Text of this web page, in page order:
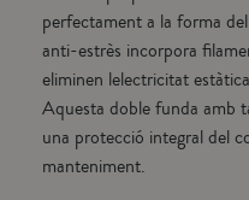
perfectament a la forma
anti-estrès incorpora
eliminen lelectricitat
Aquesta doble funda amb
una protecció integral del
manteniment.